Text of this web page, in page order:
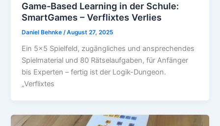
Game-Based Learning in der Schule:
SmartGames – Verflixtes Verlies
Daniel Behnke/August 27, 2025
Ein 5×5 Spielfeld, zugängliches und ansprechendes
Spielmaterial und 80 Rätselaufgaben, für Anfänger
bis Experten – fertig ist der Logik-Dungeon.
„Verflixtes